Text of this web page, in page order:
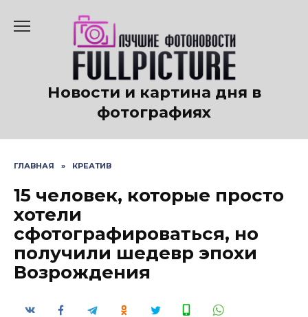
содержанию
Новости и картина дня в
фотографиях
ГЛАВНАЯ » КРЕАТИВ
15 человек, которые просто
хотели
сфотографироваться, но
получили шедевр эпохи
Возрождения